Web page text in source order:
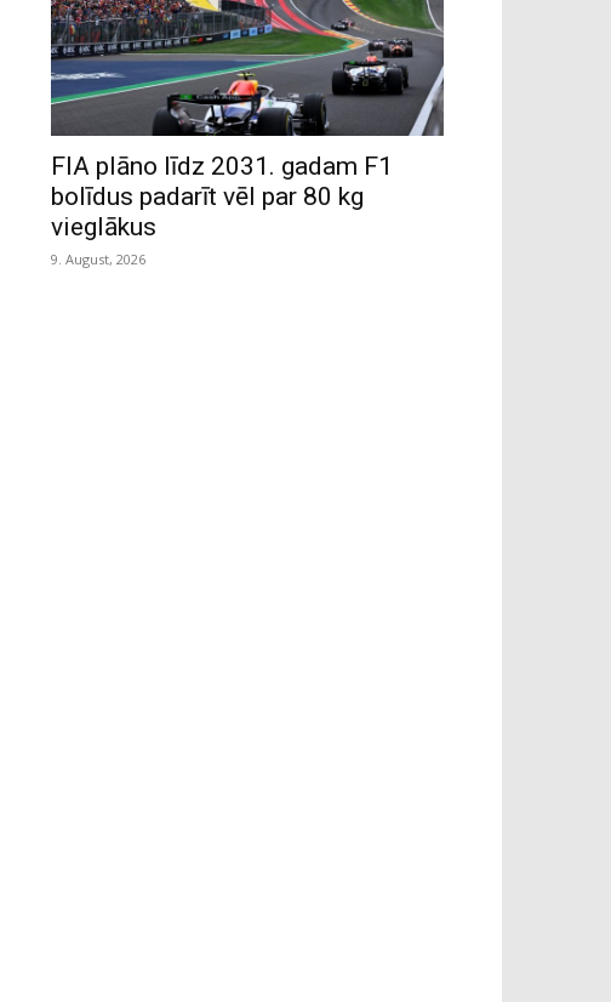
FIA plāno līdz 2031. gadam F1
bolīdus padarīt vēl par 80 kg
vieglākus
9. August, 2026